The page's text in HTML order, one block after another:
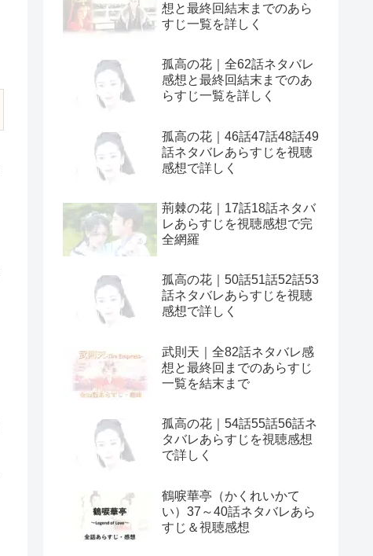
想と最終回結末までのあら
すじ一覧を詳しく
孤高の花｜全62話ネタバレ
感想と最終回結末までのあ
らすじ一覧を詳しく
孤高の花｜46話47話48話49
話ネタバレあらすじを視聴
感想で詳しく
荊棘の花｜17話18話ネタバ
レあらすじを視聴感想で完
全網羅
孤高の花｜50話51話52話53
話ネタバレあらすじを視聴
感想で詳しく
武則天｜全82話ネタバレ感
想と最終回までのあらすじ
一覧を結末まで
孤高の花｜54話55話56話ネ
タバレあらすじを視聴感想
で詳しく
鶴唳華亭（かくれいかて
い）37～40話ネタバレあら
すじ＆視聴感想